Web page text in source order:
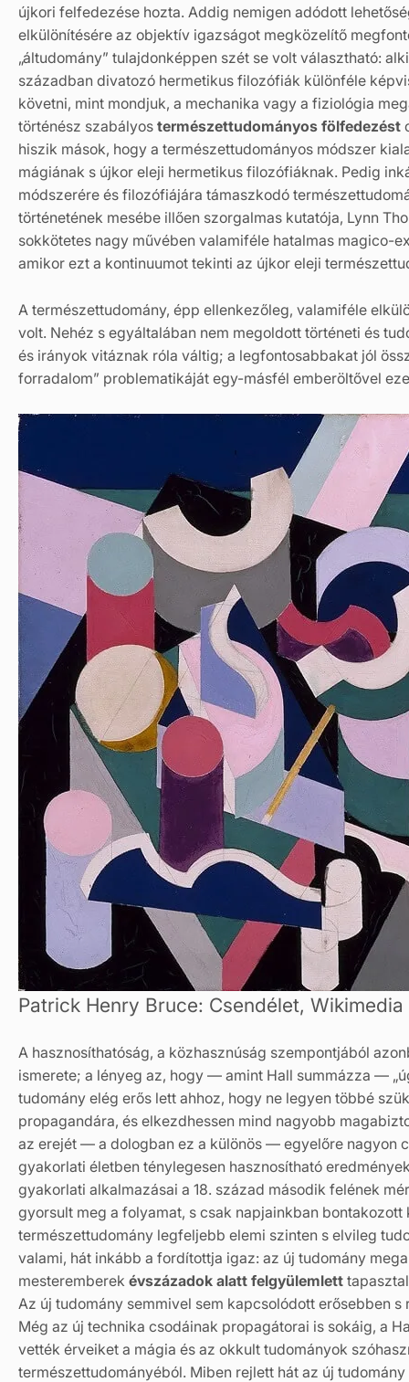
újkori felfedezése hozta. Addig nemigen adódott
elkülönítésére az objektív igazságot megközelítő
„áltudomány” tulajdonképpen szét se volt választható:
században divatozó hermetikus filozófiák különféle
követni, mint mondjuk, a mechanika vagy a fiziológia
történész szabályos természettudományos fölfedezést
hiszik mások, hogy a természettudományos módszer
mágiának s újkor eleji hermetikus filozófiáknak. Pedig
módszerére és filozófiájára támaszkodó
történetének mesébe illően szorgalmas kutatója, Lynn
sokkötetes nagy művében valamiféle hatalmas magico-
amikor ezt a kontinuumot tekinti az újkor eleji
A természettudomány, épp ellenkezőleg, valamiféle
volt. Nehéz s egyáltalában nem megoldott történeti és
és irányok vitáznak róla váltig; a legfontosabbakat jól
forradalom” problematikáját egy-másfél emberöltővel
Patrick Henry Bruce: Csendélet, Wikimedia
A hasznosíthatóság, a közhasznúság szempontjából
ismerete; a lényeg az, hogy — amint Hall summázza —
tudomány elég erős lett ahhoz, hogy ne legyen többé
propagandára, és elkezdhessen mind nagyobb
az erejét — a dologban ez a különös — egyelőre nagyon
gyakorlati életben ténylegesen hasznosítható
gyakorlati alkalmazásai a 18. század második felének
gyorsult meg a folyamat, s csak napjainkban
természettudomány legfeljebb elemi szinten s elvileg
valami, hát inkább a fordítottja igaz: az új tudomány
mesteremberek évszázadok alatt felgyülemlett
Az új tudomány semmivel sem kapcsolódott erősebben
Még az új technika csodáinak propagátorai is sokáig, a
vették érveiket a mágia és az okkult tudományok
természettudományéból. Miben rejlett hát az új